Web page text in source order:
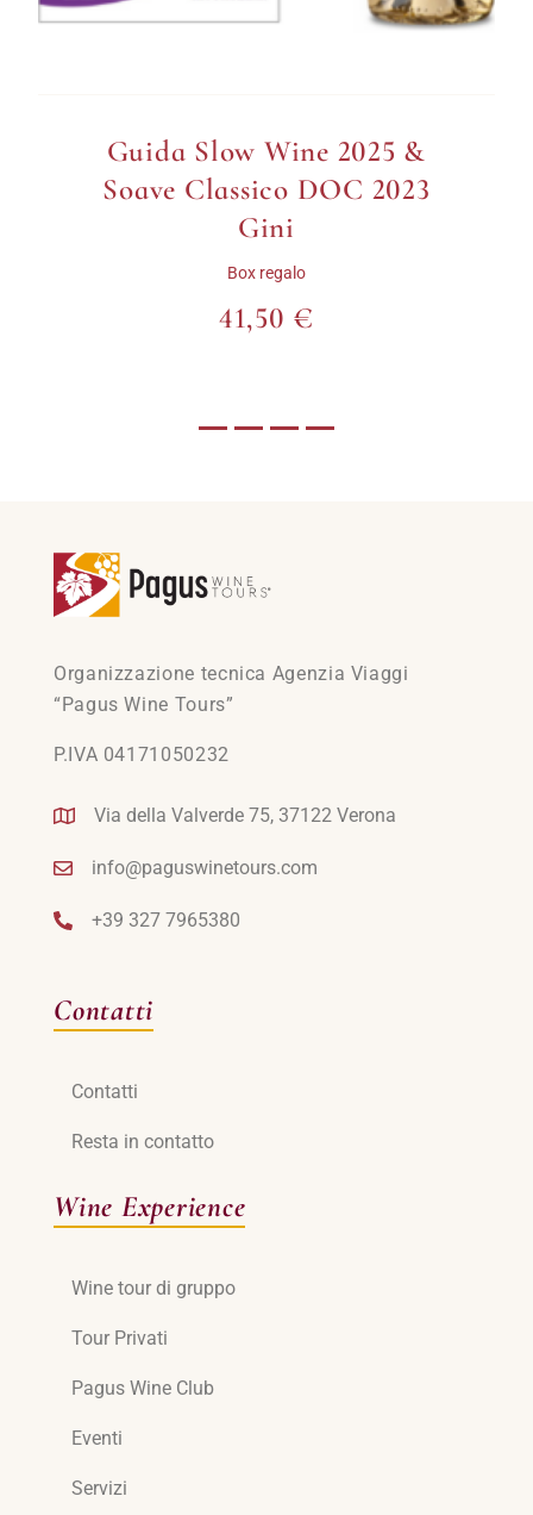
Slow Wine 2025 &
Classico DOC 2023
Guida
Organizzazione tecnica Agenzia Viaggi
“Pagus Wine Tours”
P.IVA 04171050232
Via della Valverde 75, 37122 Verona
info@paguswinetours.com
+39 327 7965380
Contatti
Contatti
Resta in contatto
Wine Experience
Wine tour di gruppo
Tour Privati
Pagus Wine Club
Eventi
Servizi